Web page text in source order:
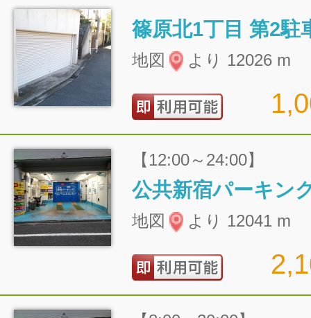
篠原北1丁目 第2駐
地図 より 12026 m
【12:00～24:00】
公共新宿パーキン
地図 より 12041 m